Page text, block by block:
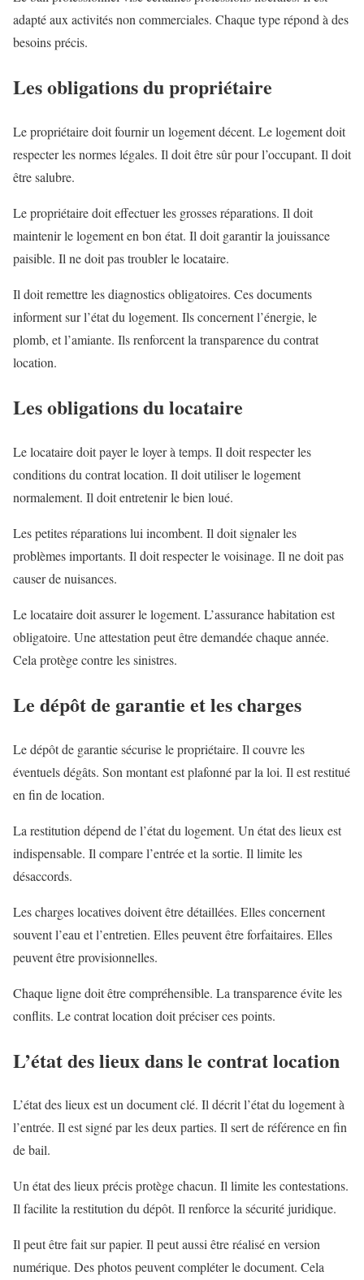
adapté aux activités non commerciales. Chaque type répond à des
besoins précis.
Les obligations du propriétaire
Le propriétaire doit fournir un logement décent. Le logement doit
respecter les normes légales. Il doit être sûr pour l’occupant. Il doit
être salubre.
Le propriétaire doit effectuer les grosses réparations. Il doit
maintenir le logement en bon état. Il doit garantir la jouissance
paisible. Il ne doit pas troubler le locataire.
Il doit remettre les diagnostics obligatoires. Ces documents
informent sur l’état du logement. Ils concernent l’énergie, le
plomb, et l’amiante. Ils renforcent la transparence du contrat
location.
Les obligations du locataire
Le locataire doit payer le loyer à temps. Il doit respecter les
conditions du contrat location. Il doit utiliser le logement
normalement. Il doit entretenir le bien loué.
Les petites réparations lui incombent. Il doit signaler les
problèmes importants. Il doit respecter le voisinage. Il ne doit pas
causer de nuisances.
Le locataire doit assurer le logement. L’assurance habitation est
obligatoire. Une attestation peut être demandée chaque année.
Cela protège contre les sinistres.
Le dépôt de garantie et les charges
Le dépôt de garantie sécurise le propriétaire. Il couvre les
éventuels dégâts. Son montant est plafonné par la loi. Il est restitué
en fin de location.
La restitution dépend de l’état du logement. Un état des lieux est
indispensable. Il compare l’entrée et la sortie. Il limite les
désaccords.
Les charges locatives doivent être détaillées. Elles concernent
souvent l’eau et l’entretien. Elles peuvent être forfaitaires. Elles
peuvent être provisionnelles.
Chaque ligne doit être compréhensible. La transparence évite les
conflits. Le contrat location doit préciser ces points.
L’état des lieux dans le contrat location
L’état des lieux est un document clé. Il décrit l’état du logement à
l’entrée. Il est signé par les deux parties. Il sert de référence en fin
de bail.
Un état des lieux précis protège chacun. Il limite les contestations.
Il facilite la restitution du dépôt. Il renforce la sécurité juridique.
Il peut être fait sur papier. Il peut aussi être réalisé en version
numérique. Des photos peuvent compléter le document. Cela